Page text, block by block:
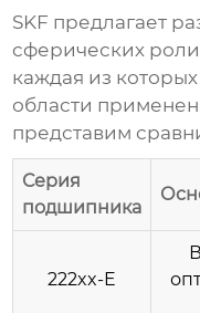
SKF предлагает
сферических
каждая из
области
представим
Серия
подшипника
222xx-E